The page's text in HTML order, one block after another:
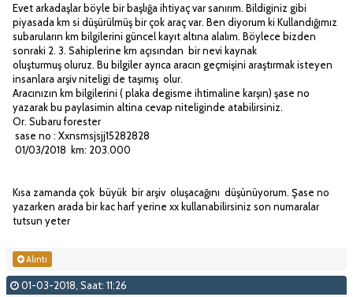
Evet arkadaşlar böyle bir başlığa ihtiyaç var sanırım. Bildiginiz gibi
piyasada km si düşürülmüş bir çok araç var. Ben diyorum ki Kullandığımız
subaruların km bilgilerini güncel kayıt altına alalım. Böylece bizden
sonraki 2. 3. Sahiplerine km açısından bir nevi kaynak
oluşturmuş oluruz. Bu bilgiler ayrıca aracın geçmişini araştırmak isteyen
insanlara arşiv niteligi de taşımış olur.
Aracınızın km bilgilerini ( plaka degisme ihtimaline karşın) şase no
yazarak bu paylasimin altina cevap niteliginde atabilirsiniz.
Or. Subaru forester
sase no : Xxnsmsjsjj15282828
01/03/2018 km: 203.000
Kısa zamanda çok büyük bir arşiv oluşacağını düşünüyorum. Şase no
yazarken arada bir kac harf yerine xx kullanabilirsiniz son numaralar
tutsun yeter
Alıntı
01-03-2018, Saat: 11:26